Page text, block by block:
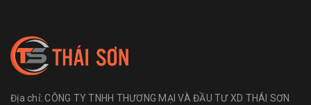
Địa chỉ:CÔNG TY TNHH THƯƠNG MẠI VÀ ĐẦU TƯ XD THÁI SƠN